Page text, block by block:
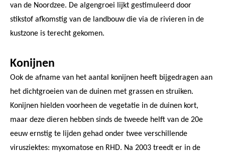
van de Noordzee. De algengroei lijkt gestimuleerd door
stikstof afkomstig van de landbouw die via de rivieren in de
kustzone is terecht gekomen.
Konijnen
Ook de afname van het aantal konijnen heeft bijgedragen aan
het dichtgroeien van de duinen met grassen en struiken.
Konijnen hielden voorheen de vegetatie in de duinen kort,
maar deze dieren hebben sinds de tweede helft van de 20e
eeuw ernstig te lijden gehad onder twee verschillende
virusziektes: myxomatose en RHD. Na 2003 treedt er in de